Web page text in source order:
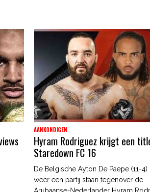
AANKONDIGEN
Hyram Rodriguez krijgt een
Staredown FC 16
De Belgische Ayton De Paepe (11-4)
weer een partij staan tegenover de